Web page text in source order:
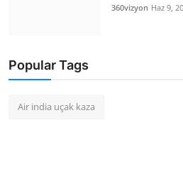
360vizyon Haz 9,
Popular Tags
Air india uçak kaza